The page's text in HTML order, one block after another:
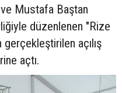
Mustafa Baştan
düzenlenen "Rize
açılış
açtı.